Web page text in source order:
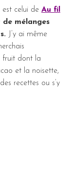
celui de Au fil
de mélanges
J’y ai même
fruit dont la
et la noisette,
recettes ou s’y